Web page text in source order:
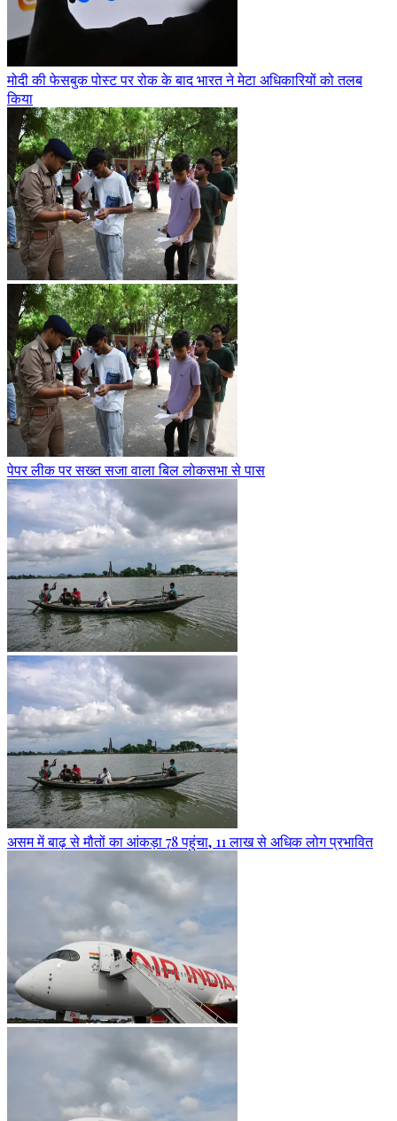
मोदी की फेसबुक पोस्ट पर रोक के बाद भारत ने मेटा अधिकारियों को तलब
किया
पेपर लीक पर सख्त सजा वाला बिल लोकसभा से पास
असम में बाढ़ से मौतों का आंकड़ा 78 पहुंचा, 11 लाख से अधिक लोग प्रभावित